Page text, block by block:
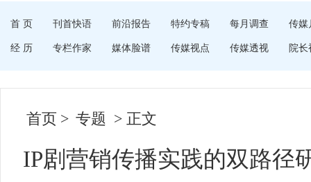
首 页 刊首快语 前沿报告 特约专稿 每月调查 传媒
经 历 专栏作家 媒体脸谱 传媒视点 传媒透视 院长
首页 > 专题 > 正文
IP剧营销传播实践的双路径